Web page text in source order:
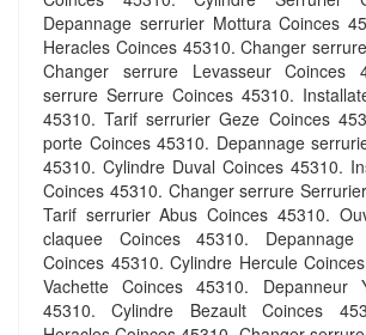
Depannage serrurier Mottura Coinces
Heracles Coinces 45310. Changer
Changer serrure Levasseur Coinces
serrure Serrure Coinces 45310.
45310. Tarif serrurier Geze Coinces
porte Coinces 45310. Depannage
45310. Cylindre Duval Coinces 45310.
Coinces 45310. Changer serrure
Tarif serrurier Abus Coinces 45310.
claquee Coinces 45310.
Coinces 45310. Cylindre Hercule
Vachette Coinces 45310. Depanneur
45310. Cylindre Bezault Coinces